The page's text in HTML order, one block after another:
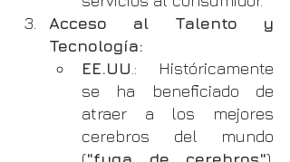
Acceso al Talento y
Tecnología:
EE.UU .: Históricamente
se ha beneficiado de
atraer a los mejores
cerebros del mundo